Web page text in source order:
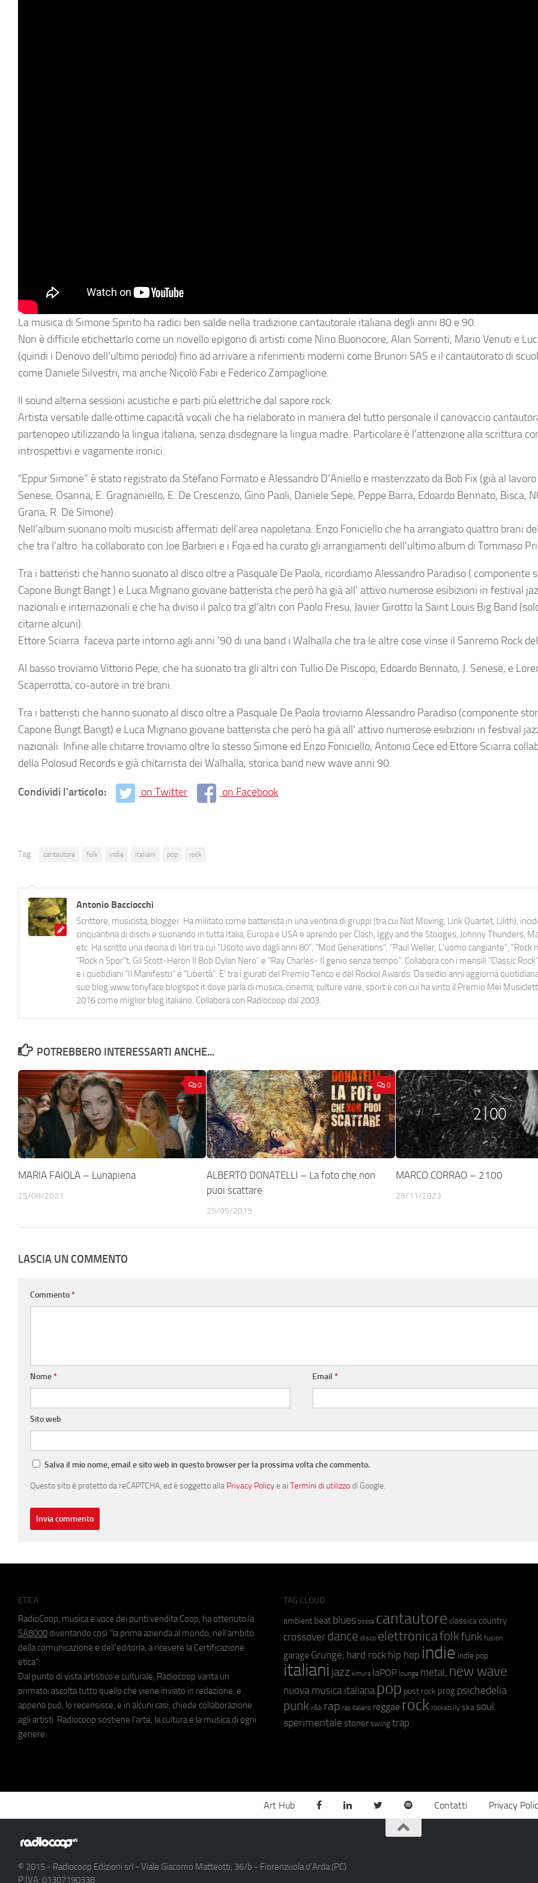
La musica di Simone Spirito ha radici ben salde nella tradizione cantautorale italiana degli anni 80 e 90.
Non è difficile etichettarlo come un novello epigono di artisti come Nino Buonocore, Alan Sorrenti, Mario Venuti e
(quindi i Denovo dell’ultimo periodo) fino ad arrivare a riferimenti moderni come Brunori SAS e il cantautorato di
come Daniele Silvestri, ma anche Nicolò Fabi e Federico Zampaglione.
Il sound alterna sessioni acustiche e parti più elettriche dal sapore rock.
Artista versatile dalle ottime capacità vocali che ha rielaborato in maniera del tutto personale il canovaccio
partenopeo utilizzando la lingua italiana, senza disdegnare la lingua madre. Particolare è l’attenzione alla scrittura
introspettivi e vagamente ironici.
“Eppur Simone” è stato registrato da Stefano Formato eAlessandro D’Aniello e masterizzato da Bob Fix (già al
Senese, Osanna, E. Gragnaniello, E. De Crescenzo, Gino Paoli, Daniele Sepe, Peppe Barra, Edoardo Bennato, Bisca,
Grana, R. De Simone).
Nell’album suonano molti musicisti affermati dell’area napoletana: Enzo Foniciello che ha arrangiato quattro brani
che tra l’altro ha collaborato con Joe Barbieri e i Foja ed ha curato gli arrangiamenti dell’ultimo album di Tommaso
Tra i batteristi che hanno suonato al disco oltre a Pasquale De Paola, ricordiamo Alessandro Paradiso ( componente
Capone Bungt Bangt ) e Luca Mignano giovane batterista che però ha già all’ attivo numerose esibizioni in festival
nazionali e internazionali e che ha diviso il palco tra gl’altri con Paolo Fresu, Javier Girotto la Saint Louis Big Band
citarne alcuni).
Ettore Sciarra faceva parte intorno agli anni ’90 di una band i Walhalla che tra le altre cose vinse il Sanremo Rock
Al basso troviamoVittorio Pepe, che ha suonato tra gli altri con Tullio De Piscopo, Edoardo Bennato, J. Senese, e
Scaperrotta, co-autore in tre brani.
Tra i batteristi che hanno suonato al disco oltre a Pasquale De PaolatroviamoAlessandro Paradiso (componente
Capone Bungt Bangt) e Luca Mignano giovane batterista che però ha già all’ attivo numerose esibizioni in festival
nazionali. Infine alle chitarre troviamo oltre lo stesso Simone ed Enzo Foniciello, Antonio Cece ed Ettore Sciarra
della Polosud Records e già chitarrista dei Walhalla, storica band new wave anni 90.
Condividi l'articolo: on Twitter on Facebook
Tag: cantautore folk indie italiani pop rock
Antonio Bacciocchi
Scrittore, musicista, blogger. Ha militato come batterista in una ventina di gruppi (tra cui Not Moving, Link Quartet, Lilith),
cinquantina di dischi e suonando in tutta Italia, Europa e USA e aprendo per Clash, Iggy and the Stooges, Johnny Thunders,
etc. Ha scritto una decina di libri tra cui "Uscito vivo dagli anni 80", "Mod Generations", "Paul Weller, L’uomo cangiante", "Rock
"Rock n Spor"t, Gil Scott-Heron Il Bob Dylan Nero" e "Ray Charles- Il genio senza tempo". Collabora con i mensili “Classic
e i quotidiani “Il Manifesto” e “Libertà”. E' tra i giurati del Premio Tenco e del Rockol Awards. Da sedici anni aggiorna
suo blog www.tonyface.blogspot.it dove parla di musica, cinema, culture varie, sport e con cui ha vinto il Premio Mei
2016 come miglior blog italiano. Collabora con Radiocoop dal 2003.
POTREBBERO INTERESSARTI ANCHE...
0
MARIA FAIOLA – Lunapiena
25/08/2021
0
ALBERTO DONATELLI – La foto che non
puoi scattare
25/05/2019
MARCO CORRAO – 2100
25/11/2023
LASCIA UN COMMENTO
Commento*
Nome* Email*
Sito web
Salva il mio nome, email e sito web in questo browser per la prossima volta che commento.
Questo sito è protetto da reCAPTCHA, ed è soggetto alla Privacy Policye ai Termini di utilizzodi Google.
ETICA
RadioCoop, musica e voce dei punti vendita Coop, ha ottenuto la
SA8000 diventando così "la prima azienda al mondo, nell'ambito
della comunicazione e dell'editoria, a ricevere la Certificazione
etica".
Dal punto di vista artistico e culturale, Radiocoop vanta un
primato: ascolta tutto quello che viene inviato in redazione, e
appena può, lo recensisce, e in alcuni casi, chiede collaborazione
agli artisti. Radiocoop sostiene l'arte, la cultura e la musica di ogni
genere.
TAG CLOUD
ambient beat blues bossa cantautore classica country
crossover dance disco elettronicafolkfunk fusion
garage Grunge; hard rock hip hop indie indie pop
italiani jazz kimura laPOP lounge metal; new wave
nuova musica italiana pop post rock prog psichedelia
punk r&b rap rap italiano reggae rock rockabilly ska soul
sperimentale stoner swing trap
Art Hub Contatti Privacy
© 2015 - Radiocoop Edizioni srl - Viale Giacomo Matteotti, 36/b - Fiorenzuola d'Arda (PC)
P.IVA: 01307190338